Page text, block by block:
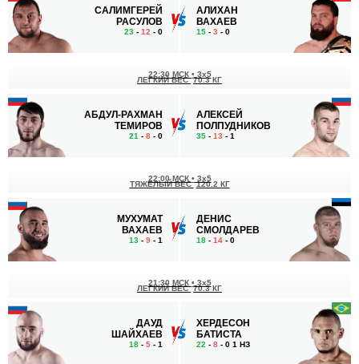
САЛИМГЕРЕЙ
РАСУЛОВ
23 - 12 - 0
АЛИХАН
ВАХАЕВ
15 - 3 - 0
АБДУЛ-РАХМАН
ТЕМИРОВ
21 - 8 - 0
22:30 МСК • 3x5
ЛЕГКИЙ ВЕС 70.3 КГ
АЛЕКСЕЙ
ПОЛПУДНИКОВ
35 - 13 - 1
МУХУМАТ
ВАХАЕВ
13 - 9 - 1
22:00 МСК • 3x5
ТЯЖЕЛЫЙ ВЕС 120.2 КГ
ДЕНИС
СМОЛДАРЕВ
18 - 14 - 0
ДАУД
ШАЙХАЕВ
18 - 5 - 1
21:30 МСК • 3x5
ЛЕГКИЙ ВЕС 70.3 КГ
ХЕРДЕСОН
БАТИСТА
22 - 8 - 0 1 НЗ